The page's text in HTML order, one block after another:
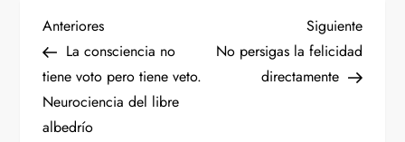
N
a
v
Entrada
anterior
Anteriores
La consciencia no
tiene voto pero tiene veto.
Neurociencia del libre
albedrío
Siguiente
No persigas la felicidad
directamente